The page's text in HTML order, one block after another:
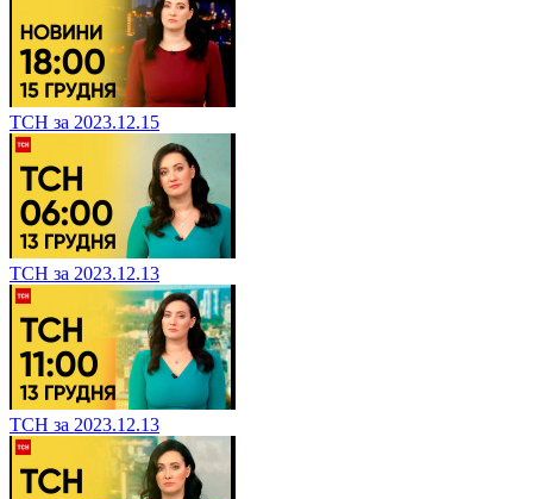
ТСН за 2023.12.15
ТСН за 2023.12.13
ТСН за 2023.12.13